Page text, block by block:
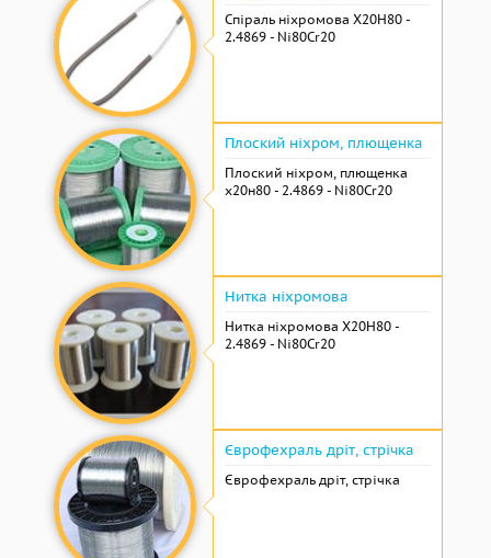
Спіраль ніхромова Х20Н80 -
2.4869 - Ni80Cr20
Плоский ніхром, плющенка
Плоский ніхром, плющенка
х20н80 - 2.4869 - Ni80Cr20
Нитка ніхромова
Нитка ніхромова Х20Н80 -
2.4869 - Ni80Cr20
Єврофехраль дріт, стрічка
Єврофехраль дріт, стрічка